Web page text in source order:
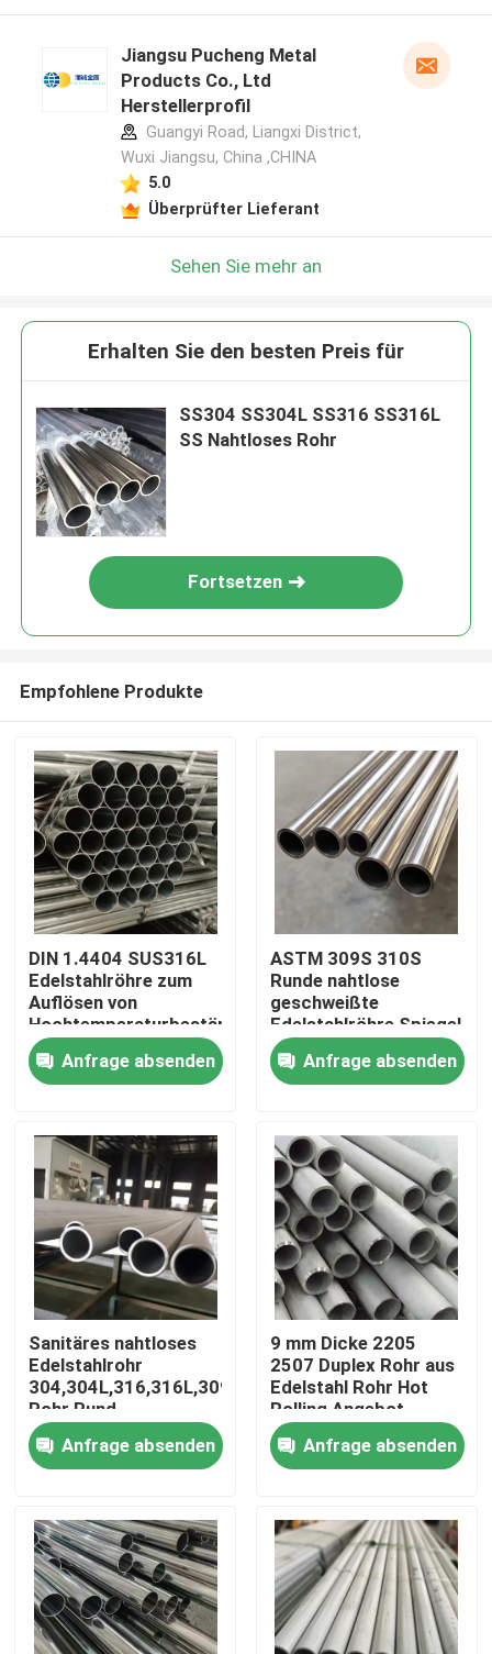
Haus
Produkte
Videos
Über uns
Fabrik-Ausflug
Qualitätskontrolle
Treten Sie mit uns in Verbindung
Fälle
nahtloses Rohr SS
Jiangsu Pucheng Metal
Products Co., Ltd
Herstellerprofil
Guangyi Road, Liangxi District,
Wuxi Jiangsu, China ,CHINA
5.0
Überprüfter Lieferant
Sehen Sie mehr an
Erhalten Sie den besten Preis für
SS304 SS304L SS316 SS316L
SS Nahtloses Rohr
Fortsetzen
Empfohlene Produkte
DIN 1.4404 SUS316L
Edelstahlröhre zum
Auflösen von
Hochtemperaturbeständigkeit
für mechanische
Instrumente
Anfrage absenden
ASTM 309S 310S
Runde nahtlose
geschweißte
Edelstahlröhre Spiegel
Finish poliert
Ästhetische
Anziehungskraft
Anfrage absenden
Sanitäres nahtloses
Edelstahlrohr
304,304L,316,316L,309S,310S
Rohr Rund
geschweißte Rohre
Anfrage absenden
9 mm Dicke 2205
2507 Duplex Rohr aus
Edelstahl Rohr Hot
Rolling Angebot
Schweiß
Schneidedienstleistungen
Anfrage absenden